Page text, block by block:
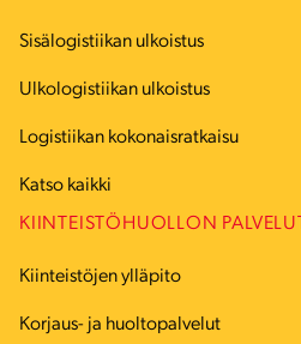
Sisälogistiikan ulkoistus
Ulkologistiikan ulkoistus
Logistiikan kokonaisratkaisu
Katso kaikki
KIINTEISTÖHUOLLON PALVELUT
Kiinteistöjen ylläpito
Korjaus- ja huoltopalvelut